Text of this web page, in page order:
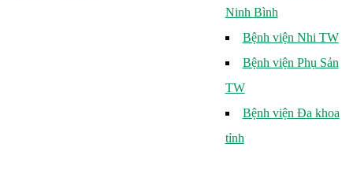
Ninh Bình
Bệnh viện Nhi TW
Bệnh viện Phụ Sản
TW
Bệnh viện Đa khoa
tỉnh